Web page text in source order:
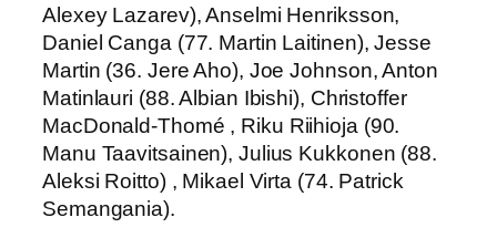
Alexey Lazarev), Anselmi Henriksson,
Daniel Canga (77. Martin Laitinen), Jesse
Martin (36. Jere Aho), Joe Johnson, Anton
Matinlauri (88. Albian Ibishi), Christoffer
MacDonald-Thomé , Riku Riihioja (90.
Manu Taavitsainen), Julius Kukkonen (88.
Aleksi Roitto) , Mikael Virta (74. Patrick
Semangania).